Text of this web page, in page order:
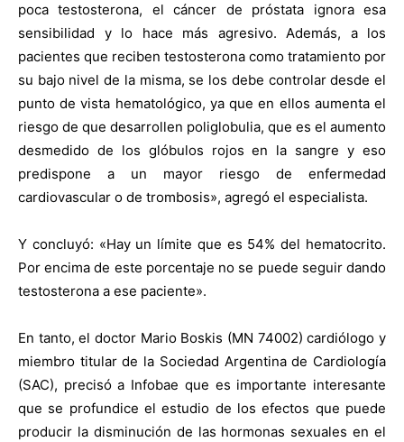
poca testosterona, el cáncer de próstata ignora esa
sensibilidad y lo hace más agresivo. Además, a los
pacientes que reciben testosterona como tratamiento por
su bajo nivel de la misma, se los debe controlar desde el
punto de vista hematológico, ya que en ellos aumenta el
riesgo de que desarrollen poliglobulia, que es el aumento
desmedido de los glóbulos rojos en la sangre y eso
predispone a un mayor riesgo de enfermedad
cardiovascular o de trombosis», agregó el especialista.
Y concluyó: «Hay un límite que es 54% del hematocrito.
Por encima de este porcentaje no se puede seguir dando
testosterona a ese paciente».
En tanto, el doctor Mario Boskis (MN 74002) cardiólogo y
miembro titular de la Sociedad Argentina de Cardiología
(SAC), precisó a Infobae que es importante interesante
que se profundice el estudio de los efectos que puede
producir la disminución de las hormonas sexuales en el